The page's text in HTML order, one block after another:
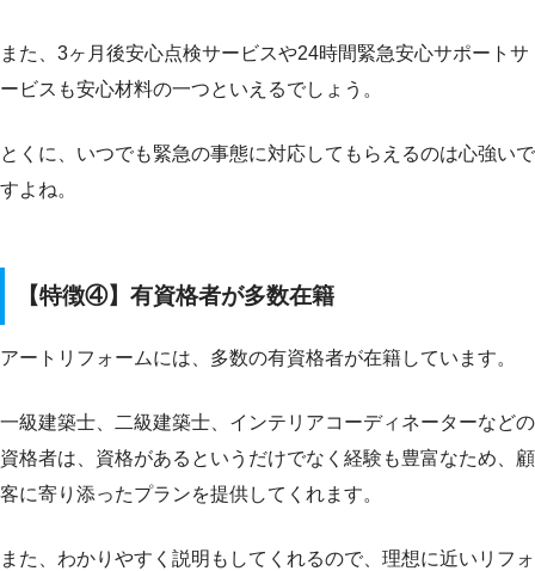
また、3ヶ月後安心点検サービスや24時間緊急安心サポートサ
ービスも安心材料の一つといえるでしょう。
とくに、いつでも緊急の事態に対応してもらえるのは心強いで
すよね。
【特徴④】有資格者が多数在籍
アートリフォームには、多数の有資格者が在籍しています。
一級建築士、二級建築士、インテリアコーディネーターなどの
資格者は、資格があるというだけでなく経験も豊富なため、顧
客に寄り添ったプランを提供してくれます。
また、わかりやすく説明もしてくれるので、理想に近いリフォ